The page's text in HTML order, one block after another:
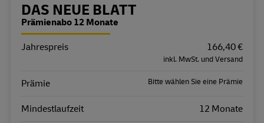
Bestellübersicht
DAS NEUE BLATT
Prämienabo 12 Monate
Eigenschaft
Jahrespreis 166,40 €
inkl. MwSt. und Versand
Prämie Bitte wählen Sie eine Prämie
Mindestlaufzeit 12 Monate